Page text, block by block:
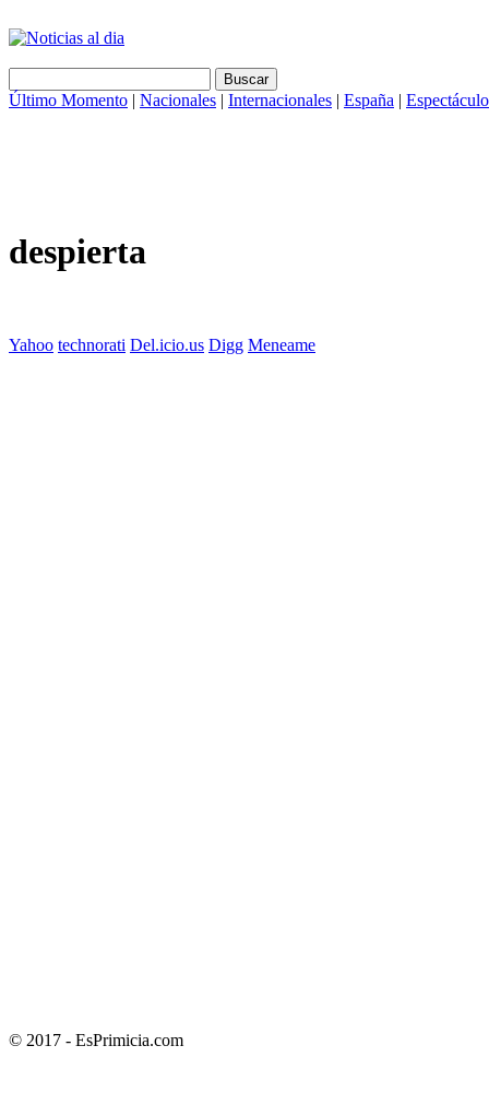
Último Momento | Nacionales | Internacionales | España |
despierta
Yahoo technorati Del.icio.us Digg Meneame
© 2017 - EsPrimicia.com